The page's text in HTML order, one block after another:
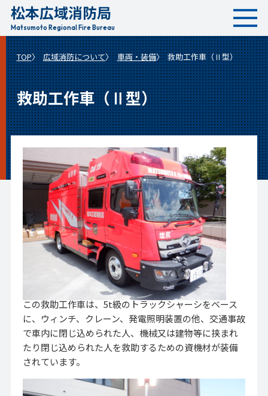
へ
移
動
松本広域消防局
Matsumoto Regional Fire Bureau
TOP 広域消防について 車両・装備 救助工作車（Ⅱ型）
救助工作車（Ⅱ型）
この救助工作車は、5t級のトラックシャーシをベース
に、ウィンチ、クレーン、発電照明装置の他、交通事故
で車内に閉じ込められた人、機械又は建物等に挟まれ
たり閉じ込められた人を救助するための資機材が装備
されています。